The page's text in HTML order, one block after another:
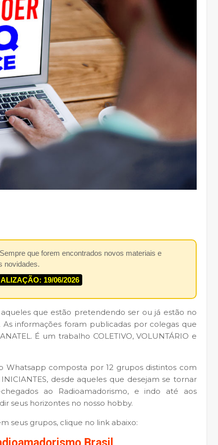
que forem encontrados novos materiais e
novidades.
19/06/2026
que estão pretendendo ser ou já estão no
informações foram publicadas por colegas que
É um trabalho COLETIVO, VOLUNTÁRIO e
Whatsapp composta por 12 grupos distintos com
desde aqueles que desejam se tornar
ao Radioamadorismo, e indo até aos
seus horizontes no nosso hobby.
seus grupos, clique no link abaixo: